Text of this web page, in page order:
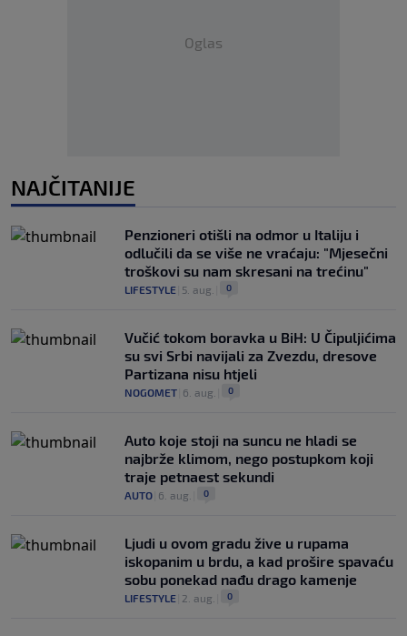
Oglas
NAJČITANIJE
Penzioneri otišli na odmor u Italiju i
odlučili da se više ne vraćaju: "Mjesečni
troškovi su nam skresani na trećinu"
LIFESTYLE 5. aug. 0
Vučić tokom boravka u BiH: U Čipuljićima
su svi Srbi navijali za Zvezdu, dresove
Partizana nisu htjeli
NOGOMET 6. aug. 0
Auto koje stoji na suncu ne hladi se
najbrže klimom, nego postupkom koji
traje petnaest sekundi
AUTO 6. aug. 0
Ljudi u ovom gradu žive u rupama
iskopanim u brdu, a kad prošire spavaću
sobu ponekad nađu drago kamenje
LIFESTYLE 2. aug. 0